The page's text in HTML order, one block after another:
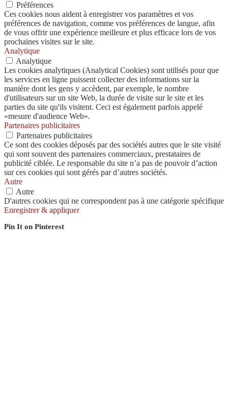
Préférences
Ces cookies nous aident à enregistrer vos paramètres et vos
préférences de navigation, comme vos préférences de langue, afin
de vous offrir une expérience meilleure et plus efficace lors de vos
prochaines visites sur le site.
Analytique
Analytique
Les cookies analytiques (Analytical Cookies) sont utilisés pour que
les services en ligne puissent collecter des informations sur la
manière dont les gens y accèdent, par exemple, le nombre
d'utilisateurs sur un site Web, la durée de visite sur le site et les
parties du site qu'ils visitent. Ceci est également parfois appelé
«mesure d'audience Web».
Partenaires publicitaires
Partenaires publicitaires
Ce sont des cookies déposés par des sociétés autres que le site visité
qui sont souvent des partenaires commerciaux, prestataires de
publicité ciblée. Le responsable du site n’a pas de pouvoir d’action
sur ces cookies qui sont gérés par d’autres sociétés.
Autre
Autre
D'autres cookies qui ne correspondent pas à une catégorie spécifique
Enregistrer & appliquer
Pin It on Pinterest